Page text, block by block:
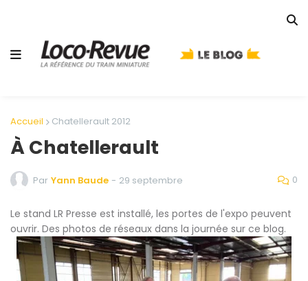
Accueil Chatellerault 2012
À Chatellerault
Par Yann Baude - 29 septembre 0
Le stand LR Presse est installé, les portes de l'expo peuvent
ouvrir. Des photos de réseaux dans la journée sur ce blog.